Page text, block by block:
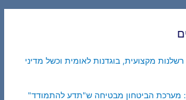
מקצועית, בוגדנות לאומית וכשל מדיני
מערכת הביטחון מבטיחה ש"תדע להתמודד"